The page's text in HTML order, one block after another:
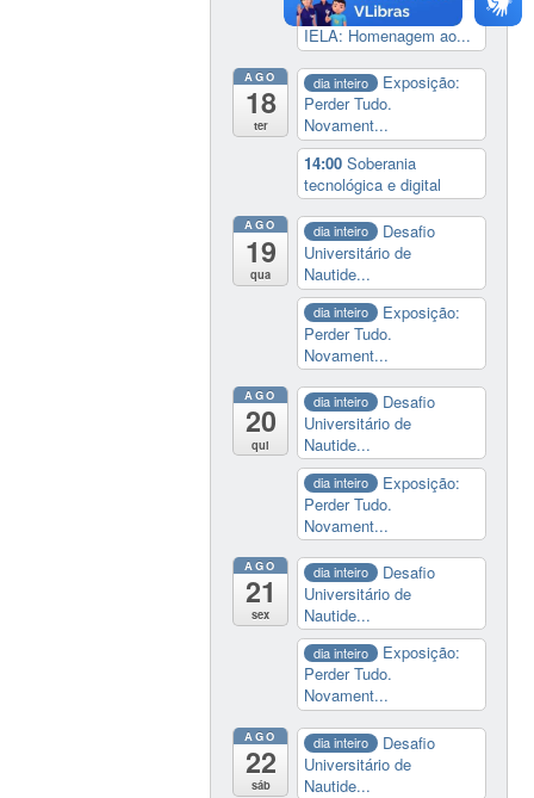
19:00 Aula Magna do
IELA: Homenagem ao...
AGO
18
ter
dia inteiro
Exposição:
Perder Tudo.
Novament...
14:00Soberania
tecnológica e digital
AGO
19
qua
dia inteiro
Desafio
Universitário de
Nautide...
dia inteiro
Exposição:
Perder Tudo.
Novament...
AGO
20
qui
dia inteiro
Desafio
Universitário de
Nautide...
dia inteiro
Exposição:
Perder Tudo.
Novament...
AGO
21
sex
dia inteiro
Desafio
Universitário de
Nautide...
dia inteiro
Exposição:
Perder Tudo.
Novament...
AGO
22
sáb
dia inteiro
Desafio
Universitário de
Nautide...